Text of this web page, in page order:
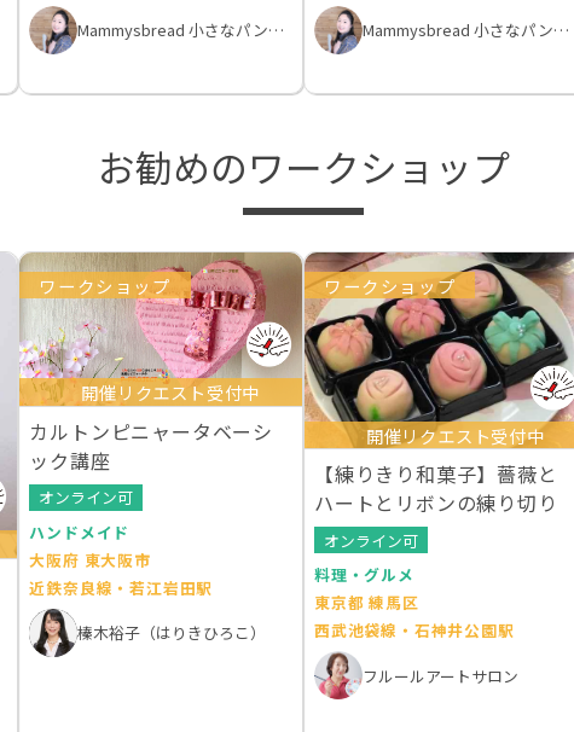
Mammysbread 小さなパン教室
Mammysbread 小さなパン教室
お勧めのワークショップ
ワークショップ
開催リクエスト受付中
カルトンピニャータベーシ
ック講座
オンライン可
ハンドメイド
大阪府 東大阪市
近鉄奈良線・若江岩田駅
榛木裕子（はりきひろこ）
ワークショップ
開催リクエスト受付中
【練りきり和菓子】薔薇と
ハートとリボンの練り切り
オンライン可
料理・グルメ
東京都 練馬区
西武池袋線・石神井公園駅
フルールアートサロン